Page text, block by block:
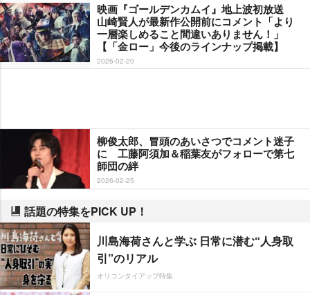
映画『ゴールデンカムイ』地上波初放送
山崎賢人が最新作公開前にコメント「より
一層楽しめること間違いありません！」
【「金ロー」今後のラインナップ掲載】
2026-02-20
柳俊太郎、冒頭のあいさつでコメント迷子
に 工藤阿須加＆稲葉友がフォローで第七
師団の絆
2026-02-25
話題の特集をPICK UP！
川島海荷さんと学ぶ 日常に潜む“人身取
引”のリアル
オリコンタイアップ特集